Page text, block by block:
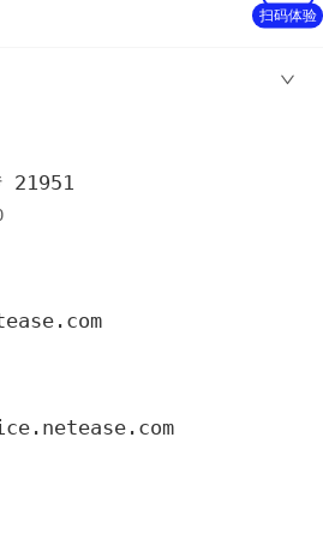
21951
扫码体验